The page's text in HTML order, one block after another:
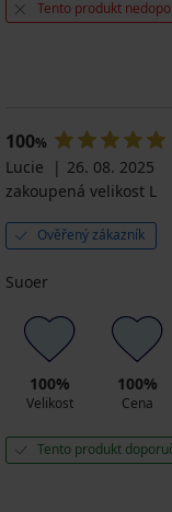
Tento produkt
100%
Lucie
26. 08. 2025
zakoupená velikost L
Ověřený zákazník
Suoer
100%
Velikost
100%
Cena
Tento produkt